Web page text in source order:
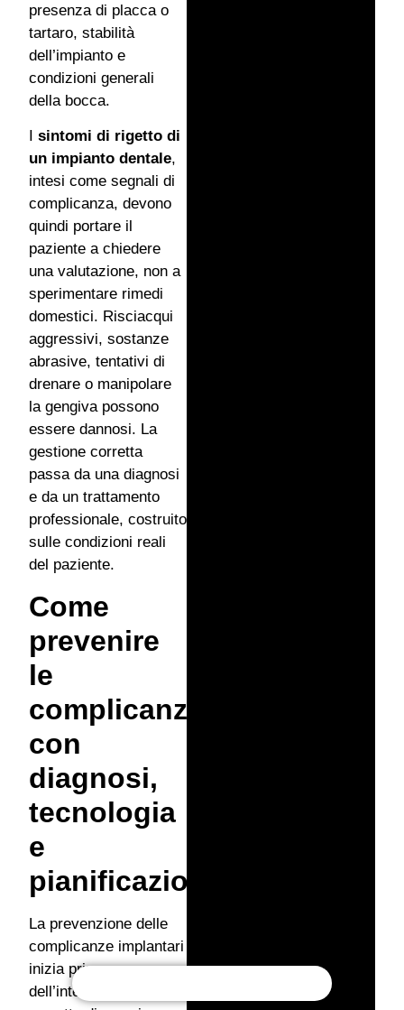
presenza di placca o
tartaro, stabilità
dell’impianto e
condizioni generali
della bocca.
sintomi di rigetto di
un impianto dentale,
intesi come segnali di
complicanza, devono
quindi portare il
paziente a chiedere
una valutazione, non a
sperimentare rimedi
domestici. Risciacqui
aggressivi, sostanze
abrasive, tentativi di
drenare o manipolare
la gengiva possono
essere dannosi. La
gestione corretta
passa da una diagnosi
e da un trattamento
professionale, costruito
sulle condizioni reali
del paziente.
Come
prevenire
le
complicanze
con
diagnosi,
tecnologia
e
pianificazione
La prevenzione delle
complicanze implantari
inizia prima
dell’intervento. Una